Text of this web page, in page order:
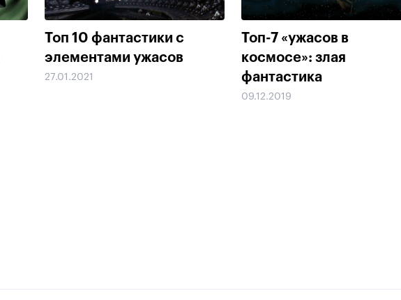
Топ 10 фантастики с
элементами ужасов
27.01.2021
Топ-7 «ужасов в
космосе»: злая
фантастика
09.12.2019